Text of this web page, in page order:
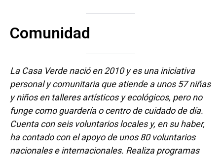
Comunidad
La Casa Verde nació en 2010 y es una iniciativa
personal y comunitaria que atiende a unos 57 niñas
y niños en talleres artísticos y ecológicos, pero no
funge como guardería o centro de cuidado de día.
Cuenta con seis voluntarios locales y, en su haber,
ha contado con el apoyo de unos 80 voluntarios
nacionales e internacionales. Realiza programas